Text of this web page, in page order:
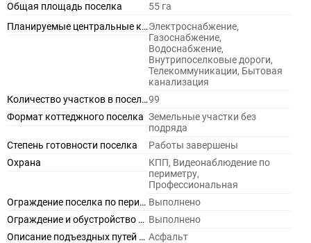
Общая площадь поселка
55 га
Планируемые центральные коммуникацииЭлектроснабжение,
Газоснабжение,
Водоснабжение,
Внутрипоселковые дороги,
Телекоммуникации, Бытовая
канализация
Количество участков в поселке99
Формат коттеджного поселка Земельные участки без
подряда
Степень готовности поселка
Работы завершены
Охрана
КПП, Видеонаблюдение по
периметру,
Профессиональная
Ограждение поселка по периметру Выполнено
Ограждение и обустройство въездной группы Выполнено
Описание подъездных путей к поселку Асфальт